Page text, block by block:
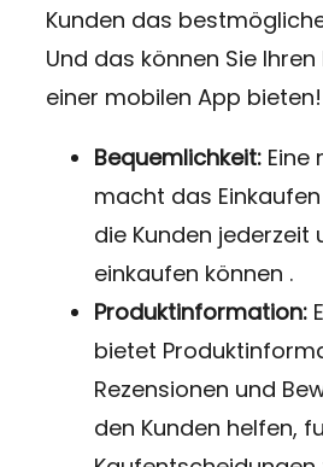
Kunden das
Und das können Sie
einer mobilen App bieten!
Bequemlichkeit: Eine
macht das
die Kunden jederzeit
einkaufen können .
Produktinformation:
bietet
Rezensionen und
den Kunden helfen,